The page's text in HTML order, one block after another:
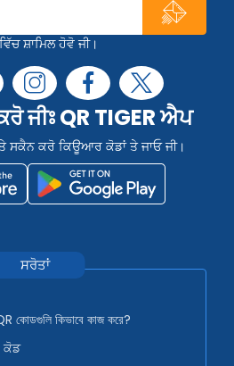
ਸ਼ਾਮਿਲ ਹੋਵੋ ਜੀ।
ਜੀਃ QR TIGER ਐਪ
ਕਰੋ ਕਿਊਆਰ ਕੋਡਾਂ ਤੇ ਜਾਓ ਜੀ।
ਸਰੋਤਾਂ
কিভাবে কাজ করে?
ਕੋਡ